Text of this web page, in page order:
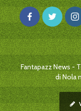
Fantapazz News -
di Nola